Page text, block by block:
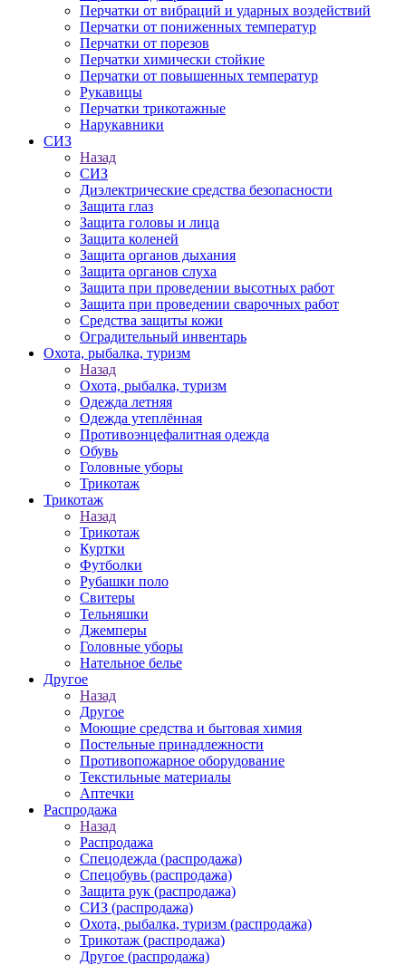
Перчатки от вибраций и ударных воздействий
Перчатки от пониженных температур
Перчатки от порезов
Перчатки химически стойкие
Перчатки от повышенных температур
Рукавицы
Перчатки трикотажные
Нарукавники
СИЗ
Назад
СИЗ
Диэлектрические средства безопасности
Защита глаз
Защита головы и лица
Защита коленей
Защита органов дыхания
Защита органов слуха
Защита при проведении высотных работ
Защита при проведении сварочных работ
Средства защиты кожи
Оградительный инвентарь
Охота, рыбалка, туризм
Назад
Охота, рыбалка, туризм
Одежда летняя
Одежда утеплённая
Противоэнцефалитная одежда
Обувь
Головные уборы
Трикотаж
Трикотаж
Назад
Трикотаж
Куртки
Футболки
Рубашки поло
Свитеры
Тельняшки
Джемперы
Головные уборы
Нательное белье
Другое
Назад
Другое
Моющие средства и бытовая химия
Постельные принадлежности
Противопожарное оборудование
Текстильные материалы
Аптечки
Распродажа
Назад
Распродажа
Спецодежда (распродажа)
Спецобувь (распродажа)
Защита рук (распродажа)
СИЗ (распродажа)
Охота, рыбалка, туризм (распродажа)
Трикотаж (распродажа)
Другое (распродажа)